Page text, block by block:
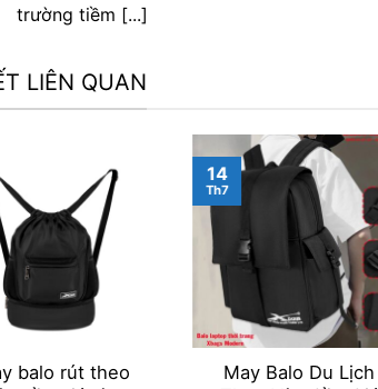
trường tiềm [...]
LIÊN QUAN
balo rút theo
May Balo Du Lịch
14
Th7